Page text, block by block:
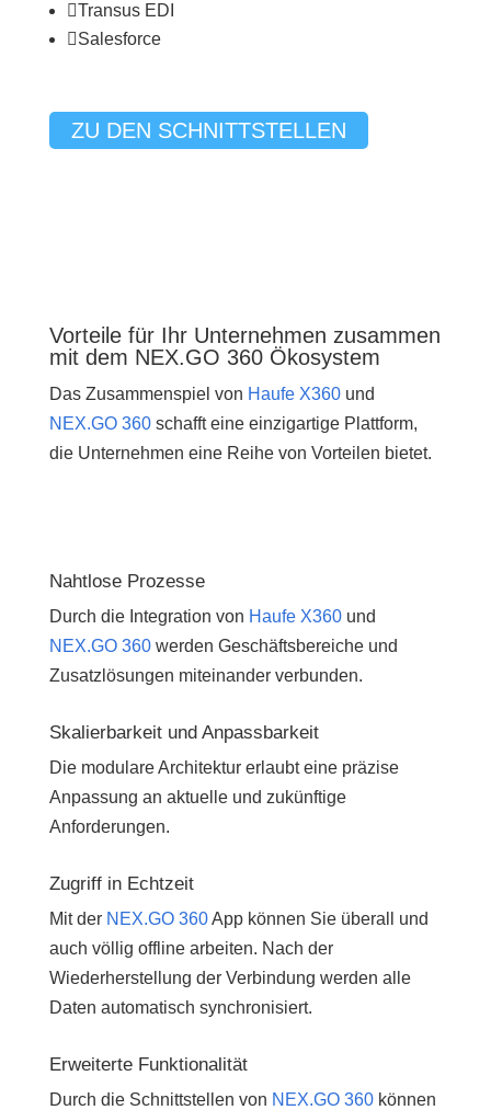
Transus EDI
Salesforce
ZU DEN SCHNITTSTELLEN
Vorteile für Ihr Unternehmen zusammen
mit dem NEX.GO 360 Ökosystem
Das Zusammenspiel von Haufe X360und
NEX.GO 360schafft eine einzigartige Plattform,
die Unternehmen eine Reihe von Vorteilen bietet.
Nahtlose Prozesse
Durch die Integration von Haufe X360und
NEX.GO 360werden Geschäftsbereiche und
Zusatzlösungen miteinander verbunden.
Skalierbarkeit und Anpassbarkeit
Die modulare Architektur erlaubt eine präzise
Anpassung an aktuelle und zukünftige
Anforderungen.
Zugriff in Echtzeit
Mit der NEX.GO 360App können Sie überall und
auch völlig offline arbeiten. Nach der
Wiederherstellung der Verbindung werden alle
Daten automatisch synchronisiert.
Erweiterte Funktionalität
Durch die Schnittstellen von NEX.GO 360können